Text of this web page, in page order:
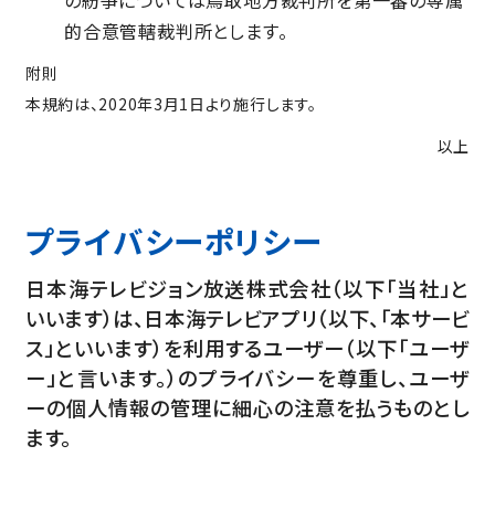
的合意管轄裁判所とします。
附則
本規約は、2020年3月1日より施行します。
以上
プライバシーポリシー
日本海テレビジョン放送株式会社（以下「当社」と
いいます）は、日本海テレビアプリ（以下、「本サービ
ス」といいます）を利用するユーザー（以下「ユーザ
ー」と言います。）のプライバシーを尊重し、ユーザ
ーの個人情報の管理に細心の注意を払うものとし
ます。